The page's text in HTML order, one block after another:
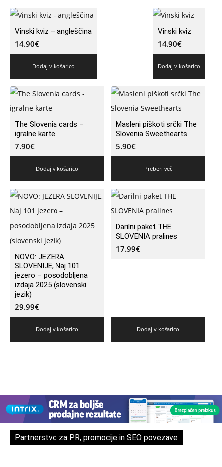
Vinski kviz – angleščina
14.90€
Dodaj v košarico
Vinski kviz
14.90€
Dodaj v košarico
The Slovenia cards –
igralne karte
7.90€
Dodaj v košarico
Masleni piškoti srčki The
Slovenia Sweethearts
5.90€
Preberi več
NOVO: JEZERA
SLOVENIJE, Naj 101
jezero – posodobljena
izdaja 2025 (slovenski
jezik)
29.99€
Dodaj v košarico
Darilni paket THE
SLOVENIA pralines
17.99€
Dodaj v košarico
Partnerstvo za PR, promocije in SEO povezave